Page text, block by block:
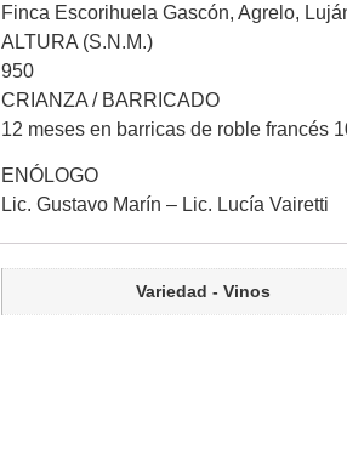
Finca Escorihuela Gascón, Agrelo,
ALTURA (S.N.M.)
950
CRIANZA / BARRICADO
12 meses en barricas de roble francés
ENÓLOGO
Lic. Gustavo Marín – Lic. Lucía Vairetti
Variedad - Vinos